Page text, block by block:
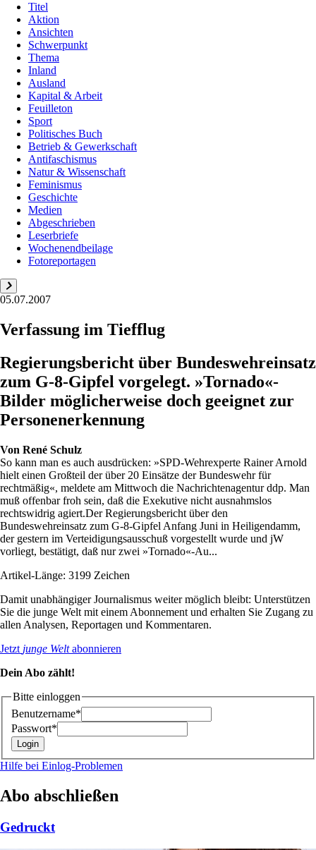
Titel
Aktion
Ansichten
Schwerpunkt
Thema
Inland
Ausland
Kapital & Arbeit
Feuilleton
Sport
Politisches Buch
Betrieb & Gewerkschaft
Antifaschismus
Natur & Wissenschaft
Feminismus
Geschichte
Medien
Abgeschrieben
Leserbriefe
Wochenendbeilage
Fotoreportagen
05.07.2007
Verfassung im Tiefflug
Regierungsbericht über Bundeswehreinsatz
zum G-8-Gipfel vorgelegt. »Tornado«-
Bilder möglicherweise doch geeignet zur
Personenerkennung
Von René Schulz
So kann man es auch ausdrücken: »SPD-Wehrexperte Rainer Arnold
hielt einen Großteil der über 20 Einsätze der Bundeswehr für
rechtmäßig«, meldete am Mittwoch die Nachrichtenagentur ddp. Man
muß offenbar froh sein, daß die Exekutive nicht ausnahmslos
rechtswidrig agiert.Der Regierungsbericht über den
Bundeswehreinsatz zum G-8-Gipfel Anfang Juni in Heiligendamm,
der gestern im Verteidigungsausschuß vorgestellt wurde und jW
vorliegt, bestätigt, daß nur zwei »Tornado«-Au...
Artikel-Länge: 3199 Zeichen
Damit unabhängiger Journalismus weiter möglich bleibt: Unterstützen
Sie die junge Welt mit einem Abonnement und erhalten Sie Zugang zu
allen Analysen, Reportagen und Kommentaren.
Jetzt junge Weltabonnieren
Dein Abo zählt!
Bitte einloggen
Benutzername*
Passwort*
Hilfe bei Einlog-Problemen
Abo abschließen
Gedruckt